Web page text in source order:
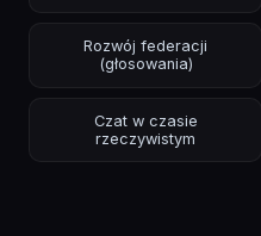
Rozwój federacji
(głosowania)
Czat w czasie
rzeczywistym